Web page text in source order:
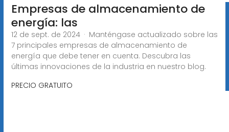
Empresas de almacenamiento de
energía: las
12 de sept. de 2024 · Manténgase actualizado sobre las
7 principales empresas de almacenamiento de
energía que debe tener en cuenta. Descubra las
últimas innovaciones de la industria en nuestro blog.
PRECIO GRATUITO